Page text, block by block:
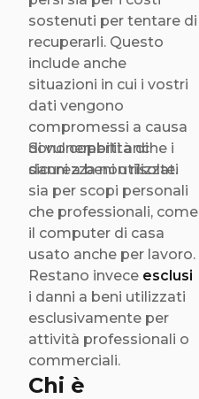
sostenuti per tentare di
recuperarli. Questo
include anche
situazioni in cui i vostri
dati vengono
compromessi a causa
di vulnerabilità di
sicurezza non risolte.
Sono coperti anche i
danni a beni utilizzati
sia per scopi personali
che professionali, come
il computer di casa
usato anche per lavoro.
Restano invece esclusi
i danni a beni utilizzati
esclusivamente per
attività professionali o
commerciali.
Chi è